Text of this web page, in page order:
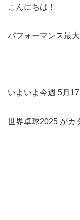
こんにちは！
パフォーマンス最
いよいよ今週 5月17
世界卓球2025 がカ